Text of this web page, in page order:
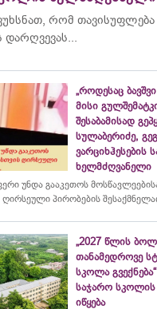
რომ თავისუფლება
„როდესაც
მისი
შესაბამისად
სულაბერიძე,
ვარციხჰესების
ხელმძღვანელი
უნდა გააკეთოს
პირობების
„2027 წლის
თანამედროვე
სკოლა
საჯარო სკოლის
იწყება